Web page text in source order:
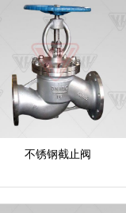
不锈钢截止阀